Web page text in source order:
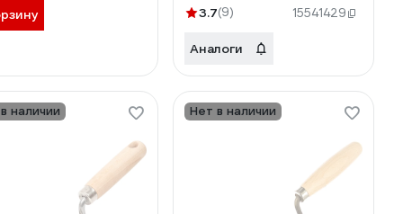
3.7(9) 15541429
Аналоги
наличии Нет в наличии